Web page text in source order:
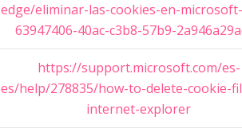
edge/eliminar-las-cookies-en-
63947406-40ac-c3b8-57b9-
https://support.microsoft.com/es-
es/help/278835/how-to-delete-cookie-
internet-explorer